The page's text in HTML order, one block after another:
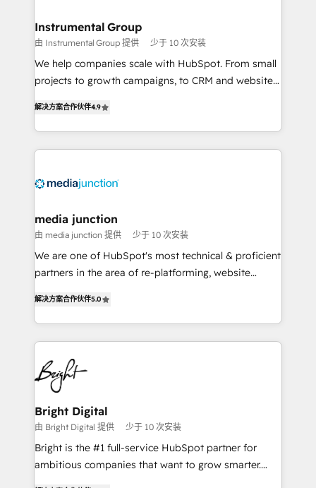
Premier Partner 2023 🌟5 HubSpot Accreditations 🌟
Won HubSpot Theme Challenge 2021 🌟INBOUND’19
HubSpot Rising Star Why us? Harnessing the full
potential of the powerful HubSpot CRM. ✔️A team of
HubSpot experience ✔️Flexible pricing models —
Hourly-fee (assigned one Dedicated HubSpot
requirement). ✔️Helped over 25,000+ customers so
Instrumental Group
由 Instrumental Group 提供 少于 10 次安装
We help companies scale with HubSpot. From small
projects to growth campaigns, to CRM and websites.
HubSpot and willing to work hand-in-hand with your
team to simplify the complex and build a better
experience for your team and customers.
解决方案合作伙伴4.9
media junction
由 media junction 提供 少于 10 次安装
We are one of HubSpot's most technical & proficient
partners in the area of re-platforming, website
implementations for mid-market & enterprise
companies. We are woman-owned, powered by
coffee, and we ❤️ dogs. We produce award-winning
work for our clients. 🏆2023 Technical Expertise
Impact Award 🏆2022 Technical Expertise Impact
Award 🏆2022 Platform Migration Excellence Impact
Award 🏆2020 Elite Solutions Partner 🏆2019
Integrations HubSpot Impact Award 🏆2019
Marketing Enablement HubSpot Impact Award 🏆
2018 Website Design HubSpot Impact Award 🏆2017
解决方案合作伙伴5.0
Bright Digital
由 Bright Digital 提供 少于 10 次安装
Bright is the #1 full-service HubSpot partner for
ambitious companies that want to grow smarter.